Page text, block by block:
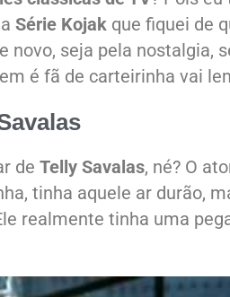
Série Kojak que fiquei de
novo, seja pela nostalgia,
é fã de carteirinha vai
de Telly Savalas, né? O
tinha aquele ar durão,
realmente tinha uma